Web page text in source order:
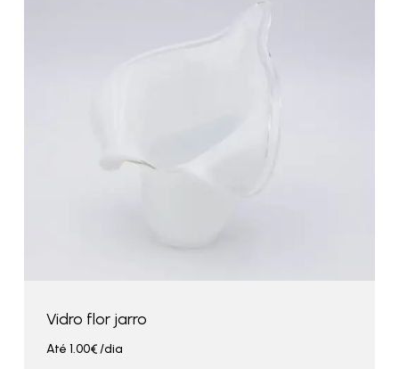
Vidro flor jarro
Até 1.00€/dia